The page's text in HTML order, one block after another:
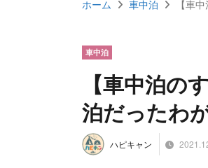
ホーム 車中泊 【車
車中泊
【車中泊の
泊だったわ
ハピキャン